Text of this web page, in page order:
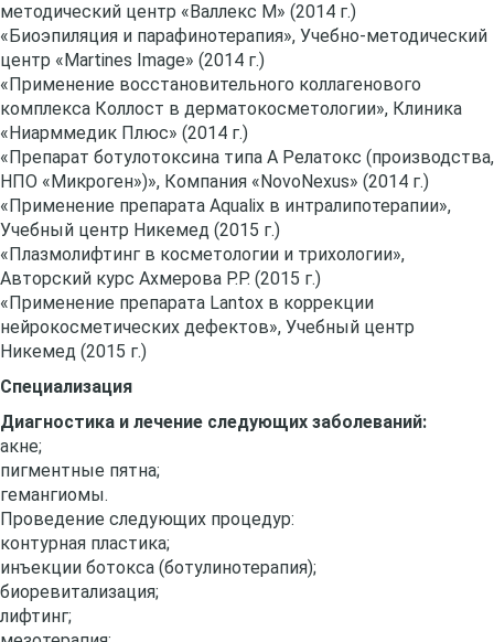
методический центр «Валлекс М» (2014 г.)
«Биоэпиляция и парафинотерапия», Учебно-методический
центр «Martines Image» (2014 г.)
«Применение восстановительного коллагенового
комплекса Коллост в дерматокосметологии», Клиника
«Ниарммедик Плюс» (2014 г.)
«Препарат ботулотоксина типа А Релатокс (производства,
НПО «Микроген»)», Компания «NovoNexus» (2014 г.)
«Применение препарата Aqualix в интралипотерапии»,
Учебный центр Никемед (2015 г.)
«Плазмолифтинг в косметологии и трихологии»,
Авторский курс Ахмерова Р.Р. (2015 г.)
«Применение препарата Lantox в коррекции
нейрокосметических дефектов», Учебный центр
Никемед (2015 г.)
Специализация
Диагностика и лечение следующих заболеваний:
акне;
пигментные пятна;
гемангиомы.
Проведение следующих процедур:
контурная пластика;
инъекции ботокса (ботулинотерапия);
биоревитализация;
лифтинг;